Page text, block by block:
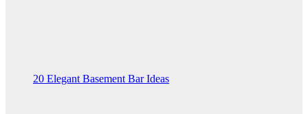
20 Elegant Basement Bar Ideas